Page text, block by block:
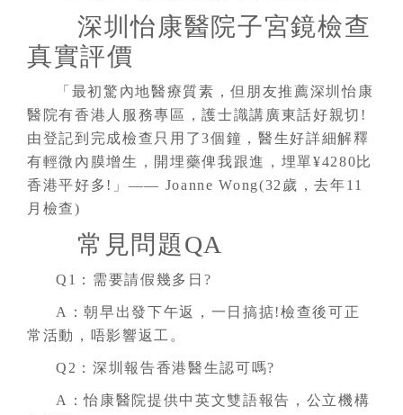
深圳怡康醫院子宮鏡檢查
真實評價
「最初驚內地醫療質素，但朋友推薦深圳怡康
醫院有香港人服務專區，護士識講廣東話好親切!
由登記到完成檢查只用了3個鐘，醫生好詳細解釋
有輕微內膜增生，開埋藥俾我跟進，埋單¥4280比
香港平好多!」—— Joanne Wong(32歲，去年11
月檢查)
常見問題QA
Q1：需要請假幾多日?
A：朝早出發下午返，一日搞掂!檢查後可正
常活動，唔影響返工。
Q2：深圳報告香港醫生認可嗎?
A：怡康醫院提供中英文雙語報告，公立機構